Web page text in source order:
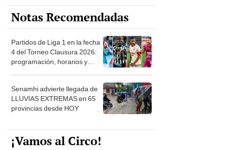
Notas Recomendadas
Partidos de Liga 1 en la fecha
4 del Torneo Clausura 2026:
programación, horarios y
Senamhi advierte llegada de
LLUVIAS EXTREMAS en 65
provincias desde HOY
¡Vamos al Circo!